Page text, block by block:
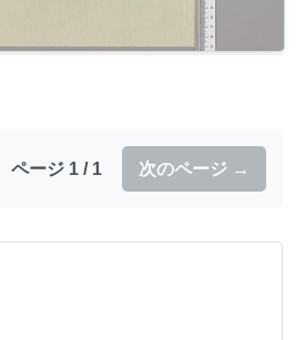
ページ 1 / 1 次のページ →